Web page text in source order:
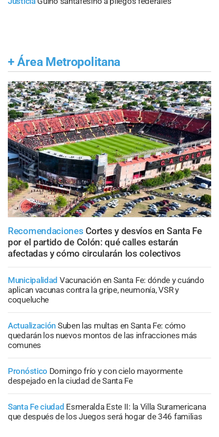
+ Área Metropolitana
Recomendaciones Cortes y desvíos en Santa Fe
por el partido de Colón: qué calles estarán
afectadas y cómo circularán los colectivos
Municipalidad Vacunación en Santa Fe: dónde y cuándo
aplican vacunas contra la gripe, neumonía, VSR y
coqueluche
Actualización Suben las multas en Santa Fe: cómo
quedarán los nuevos montos de las infracciones más
comunes
Pronóstico Domingo frío y con cielo mayormente
despejado en la ciudad de Santa Fe
Santa Fe ciudad Esmeralda Este II: la Villa Suramericana
que después de los Juegos será hogar de 346 familias